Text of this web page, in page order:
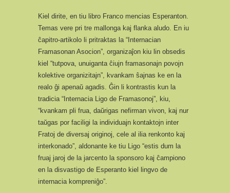
Kiel dirite, en tiu libro Franco mencias Esperanton.
Temas vere pri tre mallonga kaj flanka aludo. En iu
ĉapitro-artikolo li pritraktas la “Internacian
Framasonan Asocion”, organizaĵon kiu lin obsedis
kiel “tutpova, unuiganta ĉiujn framasonajn povojn
kolektive organizitajn”, kvankam ŝajnas ke en la
realo ĝi apenaŭ agadis. Ĝin li kontrastis kun la
tradicia “Internacia Ligo de Framasonoj”, kiu,
“kvankam pli frua, daŭrigas nefirman vivon, kaj nur
taŭgas por faciligi la individuajn kontaktojn inter
Fratoj de diversaj originoj, cele al ilia renkonto kaj
interkonado”, aldonante ke tiu Ligo “estis dum la
fruaj jaroj de la jarcento la sponsoro kaj ĉampiono
en la disvastigo de Esperanto kiel lingvo de
internacia kompreniĝo”.